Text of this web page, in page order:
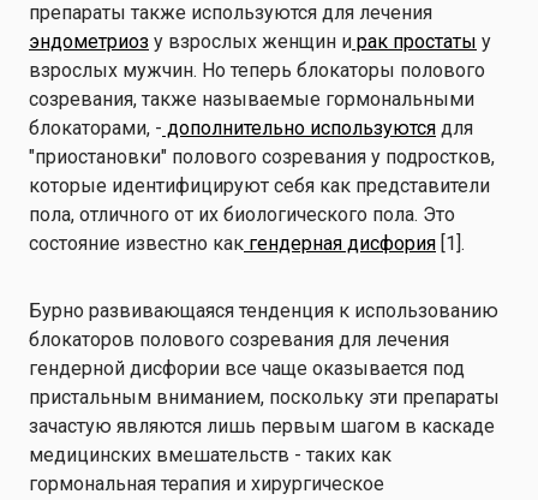
препараты также используются для лечения
эндометриоз у взрослых женщин и рак простаты у
взрослых мужчин. Но теперь блокаторы полового
созревания, также называемые гормональными
блокаторами, - дополнительно используются для
"приостановки" полового созревания у подростков,
которые идентифицируют себя как представители
пола, отличного от их биологического пола. Это
состояние известно как гендерная дисфория [1].
Бурно развивающаяся тенденция к использованию
блокаторов полового созревания для лечения
гендерной дисфории все чаще оказывается под
пристальным вниманием, поскольку эти препараты
зачастую являются лишь первым шагом в каскаде
медицинских вмешательств - таких как
гормональная терапия и хирургическое